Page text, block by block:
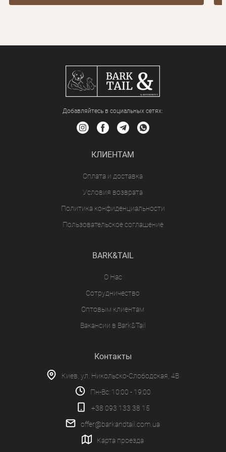
Добавляйтесь в социальных сетяx:
КЛИЕНТАМ
Оплата и доставка
Условия возврата
Политика конфиденциальности
Пользовательское соглашение
BARK&TAIL
О Нас
Сотрудничество
Оптовым клиентам
Вакансии в Bark&Tail
Контакты
Киев, ул. Никольско-Слободская, 4В
Пн-Вс: 10:00 - 19:00
+38 093 133 38 15
offer@barkandtail.com.ua
Карта проезда